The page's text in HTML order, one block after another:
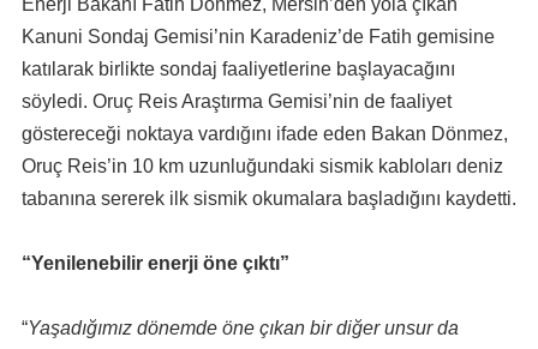
Kanuni Sondaj Gemisi’nin Karadeniz’de Fatih gemisine
katılarak birlikte sondaj faaliyetlerine başlayacağını
söyledi. Oruç Reis Araştırma Gemisi’nin de faaliyet
göstereceği noktaya vardığını ifade eden Bakan Dönmez,
Oruç Reis’in 10 km uzunluğundaki sismik kabloları deniz
tabanına sererek ilk sismik okumalara başladığını kaydetti.
“Yenilenebilir enerji öne çıktı”
“Yaşadığımız dönemde öne çıkan bir diğer unsur da